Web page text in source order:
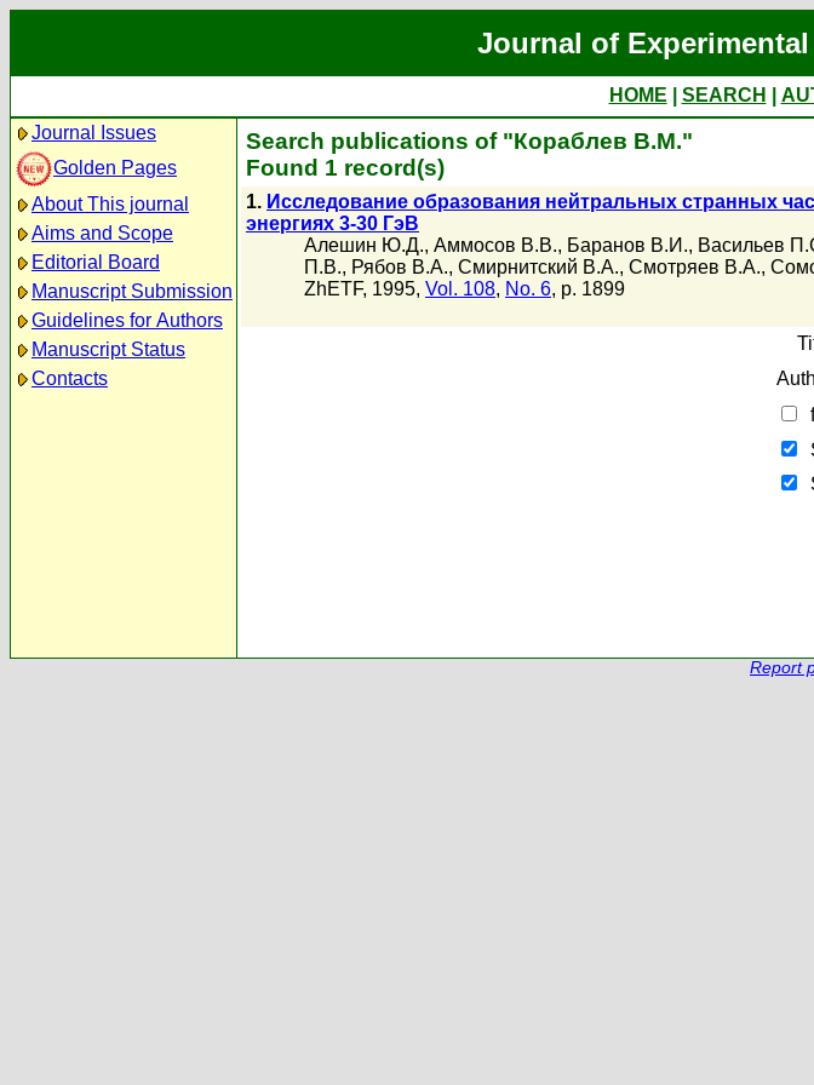
Journal of
HOME SEARCH
Journal Issues
Golden Pages
About This journal
Aims and Scope
Editorial Board
Manuscript Submission
Guidelines for Authors
Manuscript Status
Contacts
Search publications of "Кораблев В.М."
Found 1 record(s)
1. Исследование образования нейтральных странных
энергиях 3-30 ГэВ
Алешин Ю.Д., Аммосов В.В., Баранов В.И., Васильев
П.В., Рябов В.А., Смирнитский В.А., Смотряев В.А.,
ZhETF, 1995, Vol. 108, No. 6, p. 1899
Report